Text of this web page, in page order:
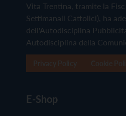
Vita Trentina, tramite la
Settimanali Cattolici), ha
dell'Autodisciplina
Autodisciplina della
E-Shop